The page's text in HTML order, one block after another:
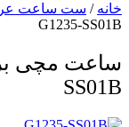
خانه / ست ساعت
G1235-SS01B
SS01B